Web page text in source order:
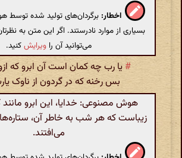
اخطار: برگردان‌های تولید شده
بسیاری از موارد نادرستند. اگر این متن به
می‌توانید آن را ویرایشکنید.
# یا رب چه کمان است آن ابرو که
بس رخنه که در گردون از ناوک
هوش مصنوعی: خدایا، این ابرو
زیباست که هر شب به خاطر آن،
می‌افتند.